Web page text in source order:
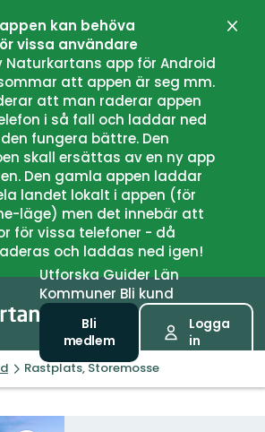
kan behöva
vissa användare
Naturkartans app för Android
att appen är seg mm.
att man raderar appen
i så fall och laddar ned
fungera bättre. Den
skall ersättas av en ny app
Den gamla appen laddar
landet lokalt i appen (för
läge) men det innebär att
för vissa telefoner - då
och laddas ned igen!
UtforskaGuiderLän
Kommuner Bli kund
Bli
medlem
Logga
in
Rastplats, Storemosse